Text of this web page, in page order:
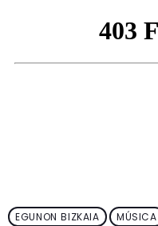
EGUNON BIZKAIA MÚSICA